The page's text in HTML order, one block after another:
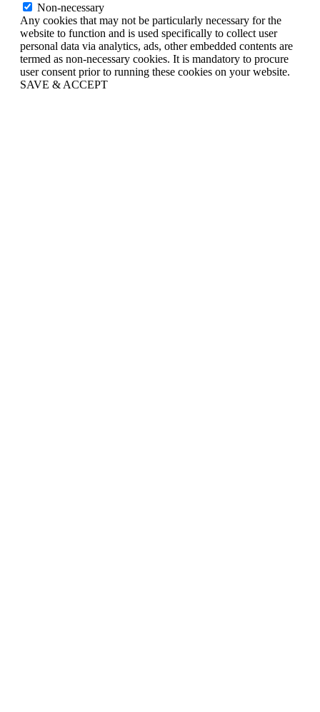
Non-necessary
Any cookies that may not be particularly necessary for the
website to function and is used specifically to collect user
personal data via analytics, ads, other embedded contents are
termed as non-necessary cookies. It is mandatory to procure
user consent prior to running these cookies on your website.
SAVE & ACCEPT